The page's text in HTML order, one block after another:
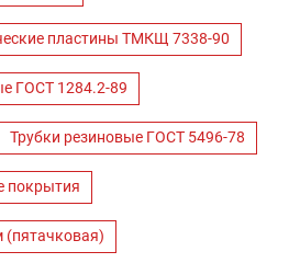
пластины ТМКЩ 7338-90
ГОСТ 1284.2-89
Трубки резиновые ГОСТ 5496-78
покрытия